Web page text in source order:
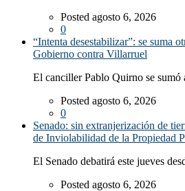
Posted agosto 6, 2026
0
“Intenta desestabilizar”: se suma
Gobierno contra Villarruel
El canciller Pablo Quirno se sumó
Posted agosto 6, 2026
0
Senado: sin extranjerización de
de Inviolabilidad de la Propiedad
El Senado debatirá este jueves
Posted agosto 6, 2026